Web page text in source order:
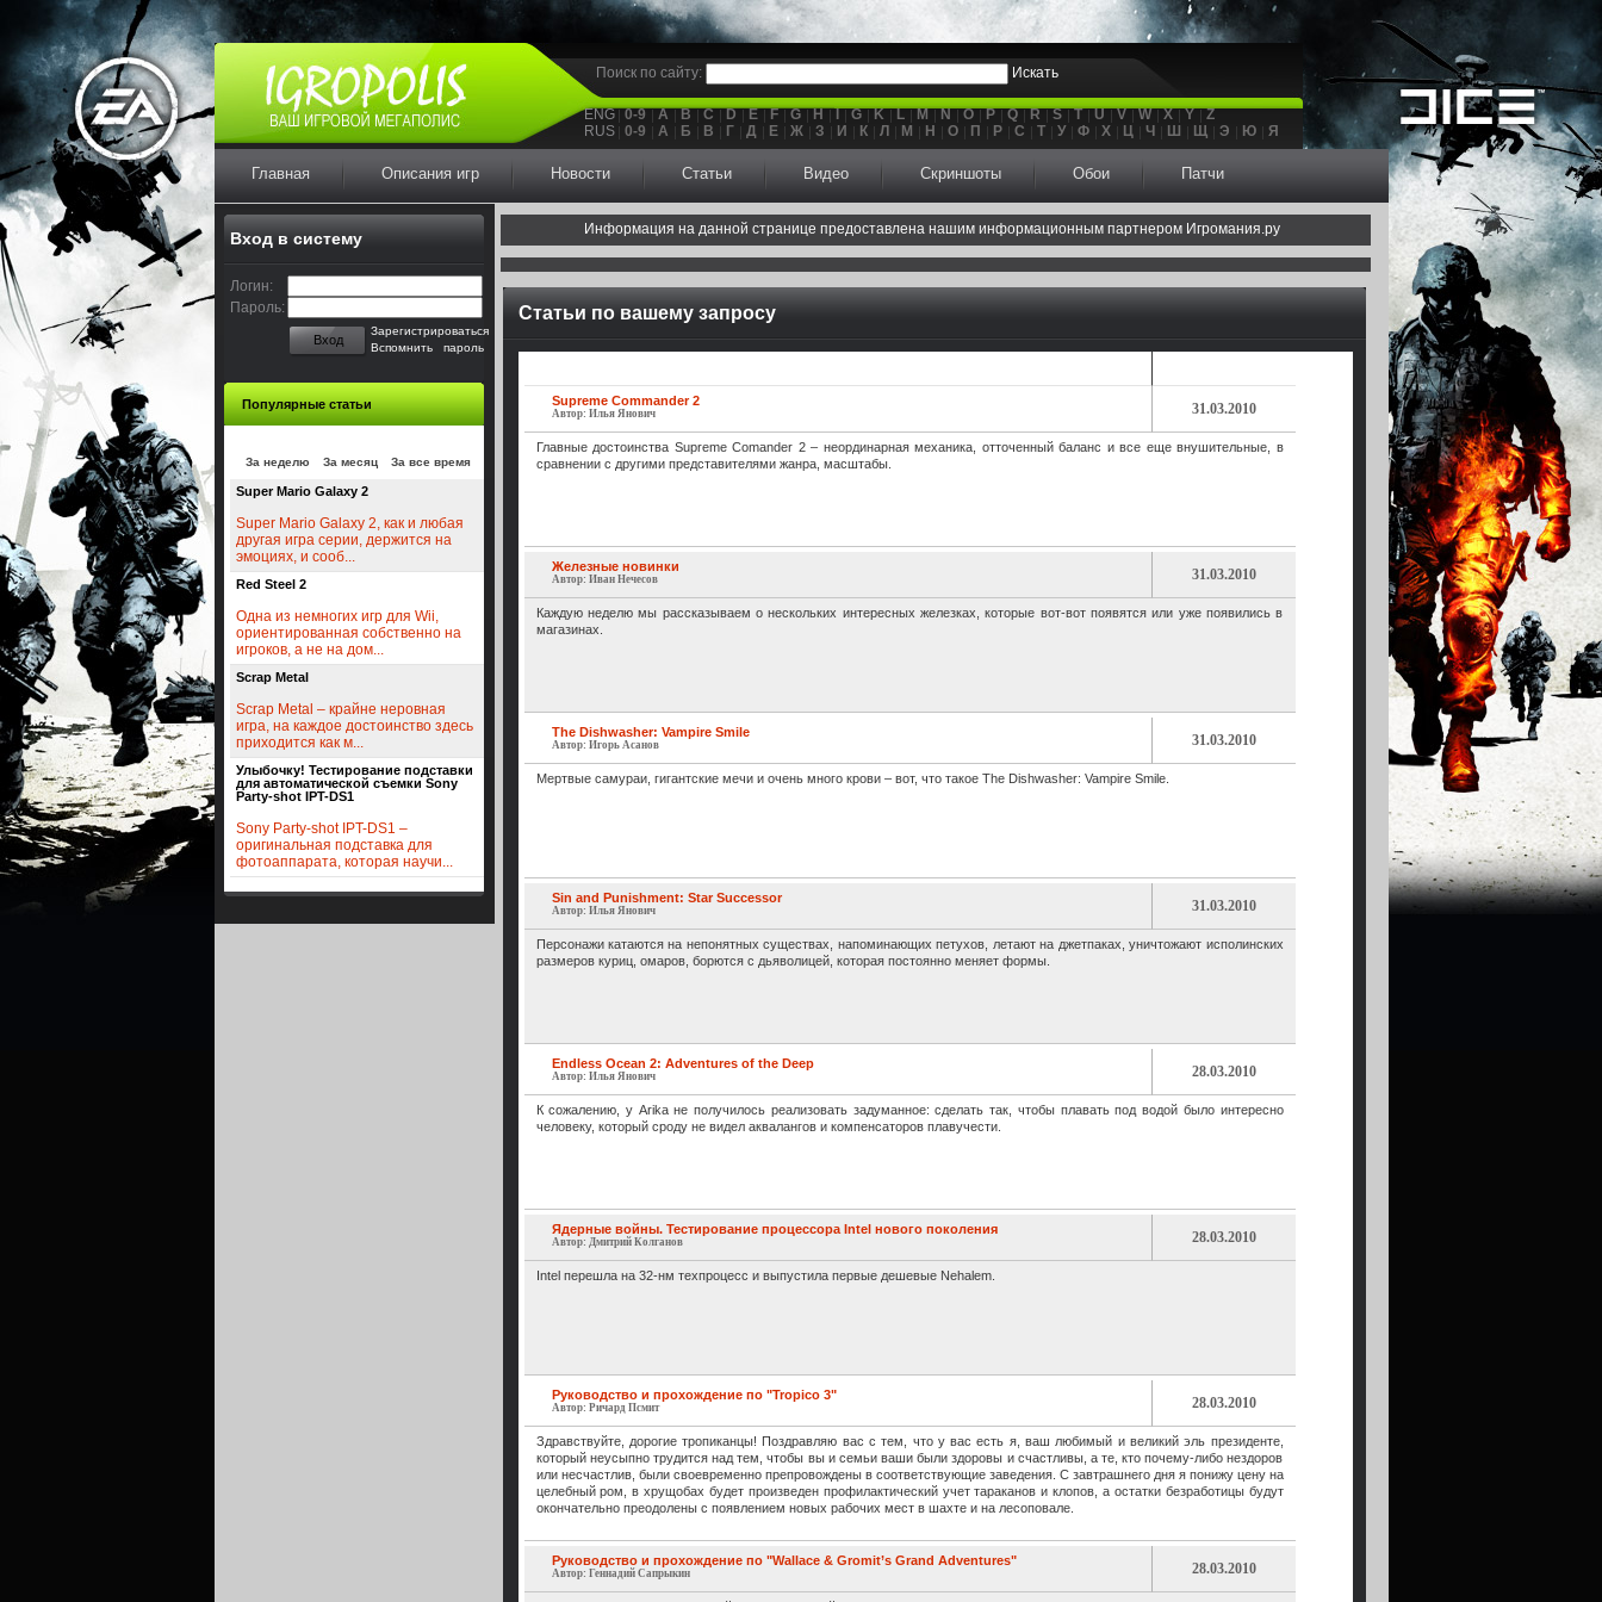
Поиск по сайту: Искать
ENG 0-9 A B C D E F G H G K L M N O P Q R S T U V W X Y
Z
RUS
0-9 А Б В Г Д Е Ж З И К Л М Н О П Р С Т У Ф Х Ц Ч Ш Щ Э Ю Я
Главная Описания игр Новости Статьи Видео Скриншоты Обои Патчи
Вход в систему
Логин:
Пароль:
Вход
Зарегистрироваться
Вспомнить пароль
Популярные статьи
За неделю За месяц За все время
Super Mario Galaxy 2
Super Mario Galaxy 2, как и любая
другая игра серии, держится на
эмоциях, и сооб...
Red Steel 2
Одна из немногих игр для Wii,
ориентированная собственно на
игроков, а не на дом...
Scrap Metal
Scrap Metal – крайне неровная
игра, на каждое достоинство здесь
приходится как м...
Улыбочку! Тестирование подставки
для автоматической съемки Sony
Party-shot IPT-DS1
Sony Party-shot IPT-DS1 –
оригинальная подставка для
фотоаппарата, которая научи...
Информация на данной странице предоставлена нашим информационным партнером Игромания.ру
Статьи по вашему запросу
Supreme Commander 2
Автор: Илья Янович 31.03.2010
Главные достоинства Supreme Comander 2 – неординарная механика, отточенный баланс и все еще внушительные, в
сравнении с другими представителями жанра, масштабы.
Железные новинки
Автор: Иван Нечесов 31.03.2010
Каждую неделю мы рассказываем о нескольких интересных железках, которые вот-вот появятся или уже появились в
магазинах.
The Dishwasher: Vampire Smile
Автор: Игорь Асанов 31.03.2010
Мертвые самураи, гигантские мечи и очень много крови – вот, что такое The Dishwasher: Vampire Smile.
Sin and Punishment: Star Successor
Автор: Илья Янович 31.03.2010
Персонажи катаются на непонятных существах, напоминающих петухов, летают на джетпаках, уничтожают исполинских
размеров куриц, омаров, борются с дьяволицей, которая постоянно меняет формы.
Endless Ocean 2: Adventures of the Deep
Автор: Илья Янович 28.03.2010
К сожалению, у Arika не получилось реализовать задуманное: сделать так, чтобы плавать под водой было интересно
человеку, который сроду не видел аквалангов и компенсаторов плавучести.
Ядерные войны. Тестирование процессора Intel нового поколения
Автор: Дмитрий Колганов 28.03.2010
Intel перешла на 32-нм техпроцесс и выпустила первые дешевые Nehalem.
Руководство и прохождение по "Tropico 3"
Автор: Ричард Псмит 28.03.2010
Здравствуйте, дорогие тропиканцы! Поздравляю вас с тем, что у вас есть я, ваш любимый и великий эль президенте,
который неусыпно трудится над тем, чтобы вы и семьи ваши были здоровы и счастливы, а те, кто почему-либо нездоров
или несчастлив, были своевременно препровождены в соответствующие заведения. С завтрашнего дня я понижу цену на
целебный ром, в хрущобах будет произведен профилактический учет тараканов и клопов, а остатки безработицы будут
окончательно преодолены с появлением новых рабочих мест в шахте и на лесоповале.
Руководство и прохождение по "Wallace & Gromit’s Grand Adventures"
Автор: Геннадий Сапрыкин 28.03.2010